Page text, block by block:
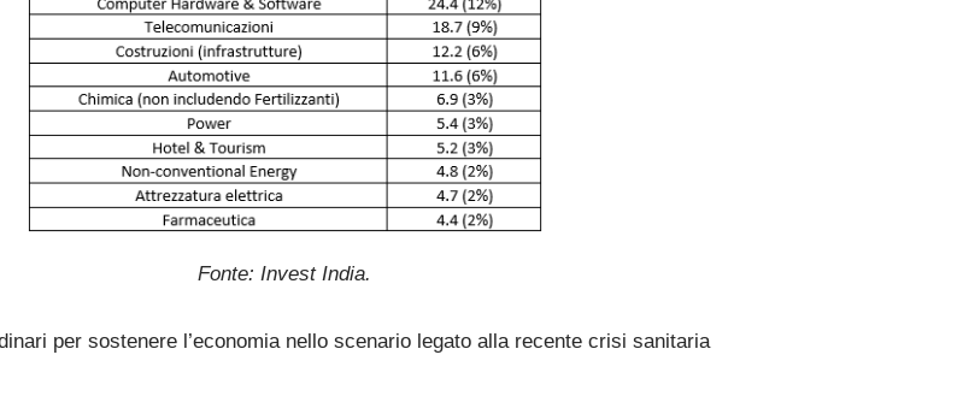
Fonte: Invest India.
per sostenere l’economia nello scenario legato alla recente crisi sanitaria